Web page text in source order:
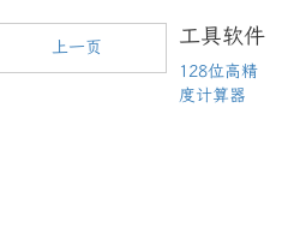
上一页 工具软件
128位高精
度计算器